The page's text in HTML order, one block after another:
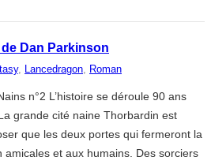
Dan Parkinson
, Lancedragon, Roman
n°2 L’histoire se déroule 90 ans
grande cité naine Thorbardin est
que les deux portes qui fermeront la
et aux humains. Des sorciers